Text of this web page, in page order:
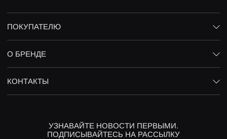
ПОКУПАТЕЛЮ
О БРЕНДЕ
КОНТАКТЫ
УЗНАВАЙТЕ НОВОСТИ ПЕРВЫМИ.
ПОДПИСЫВАЙТЕСЬ НА РАССЫЛКУ